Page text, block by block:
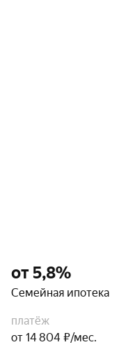
от 5,8%
Семейная ипотека
платёж
от 14 804 ₽/мес.